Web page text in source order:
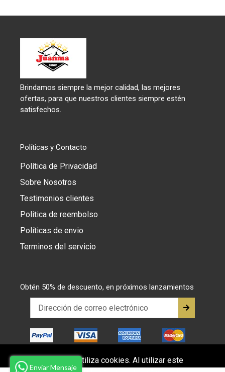
Brindamos siempre la mejor calidad, las mejores
ofertas, para que nuestros clientes siempre estén
satisfechos.
Políticas y Contacto
Política de Privacidad
Sobre Nosotros
Testimonios clientes
Politica de reembolso
Políticas de envio
Terminos del servicio
Obtén 50% de descuento, en próximos lanzamientos
Este sitio web utiliza cookies. Al utilizar este
Enviar Mensaje